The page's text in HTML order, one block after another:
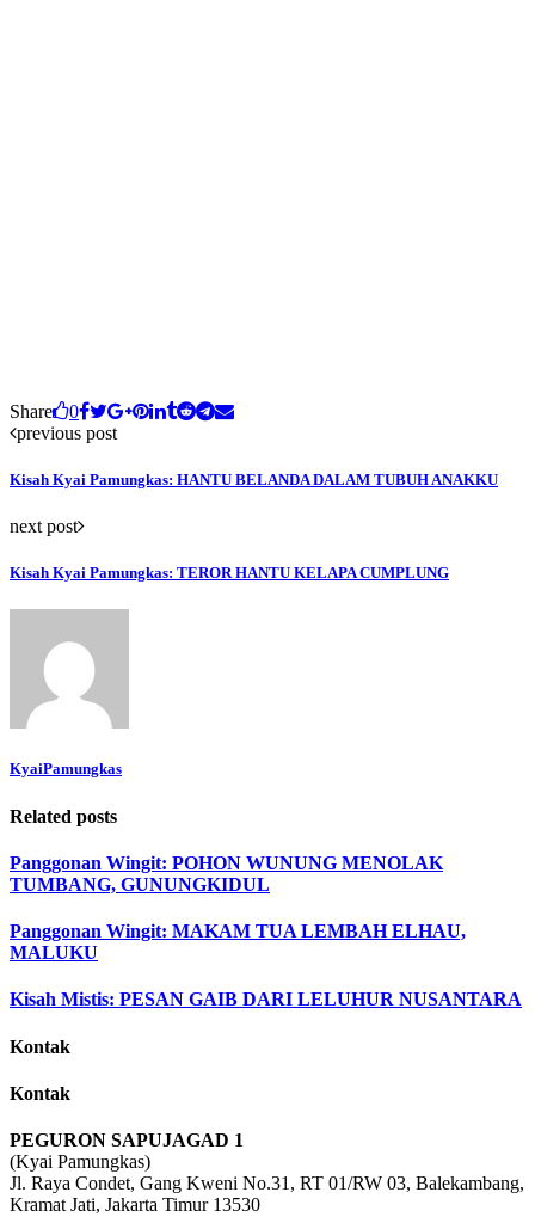
Share
0
previous post
Kisah Kyai Pamungkas: HANTU BELANDA DALAM TUBUH ANAKKU
next post
Kisah Kyai Pamungkas: TEROR HANTU KELAPA CUMPLUNG
KyaiPamungkas
Related posts
Panggonan Wingit: POHON WUNUNG MENOLAK
TUMBANG, GUNUNGKIDUL
Panggonan Wingit: MAKAM TUA LEMBAH ELHAU,
MALUKU
Kisah Mistis: PESAN GAIB DARI LELUHUR NUSANTARA
Kontak
Kontak
PEGURON SAPUJAGAD 1
(Kyai Pamungkas)
Jl. Raya Condet, Gang Kweni No.31, RT 01/RW 03, Balekambang,
Kramat Jati, Jakarta Timur 13530